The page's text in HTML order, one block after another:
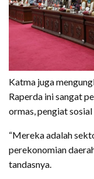
Katma juga
Raperda ini sangat
ormas, pengiat sosial
“Mereka adalah
perekonomian
tandasnya.